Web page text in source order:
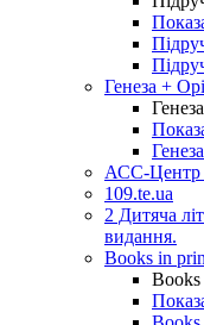
Генеза +
АСС-Центр
109.te.ua
2 Дитяча
видання.
Books in